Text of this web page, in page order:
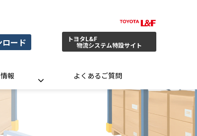
ード トヨタL&F
物流システム特設サイト
報 よくあるご質問